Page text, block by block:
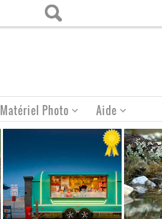
Matériel Photo Aide